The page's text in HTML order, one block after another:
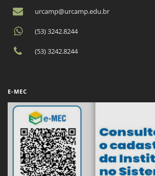
urcamp@urcamp.edu.br
(53) 3242.8244
(53) 3242.8244
E-MEC